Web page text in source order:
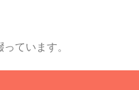
ています。